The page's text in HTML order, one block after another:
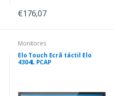
€176,07
Monitores
Elo Touch Ecrã táctil Elo
4304L PCAP